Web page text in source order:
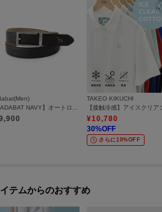
【ADABAT NAVY】オートロック式ベルト
TAKEO KIKUCHI
¥10,780
30%OFF
さらに10%OFF
テムからのおすすめ